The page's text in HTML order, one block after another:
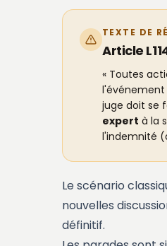
TEXTE DE
Article
« Toutes
l'événement
juge doit se
expert à la
l'indemnité
Le scénario
nouvelles
définitif.